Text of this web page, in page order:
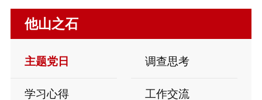
他山之石
主题党日 调查思考
学习心得 工作交流